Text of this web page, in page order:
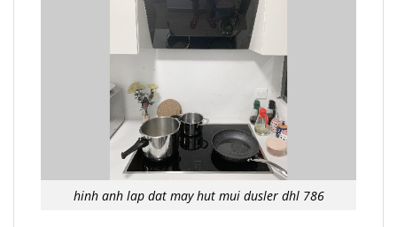
hinh anh lap dat may hut mui dusler dhl 786